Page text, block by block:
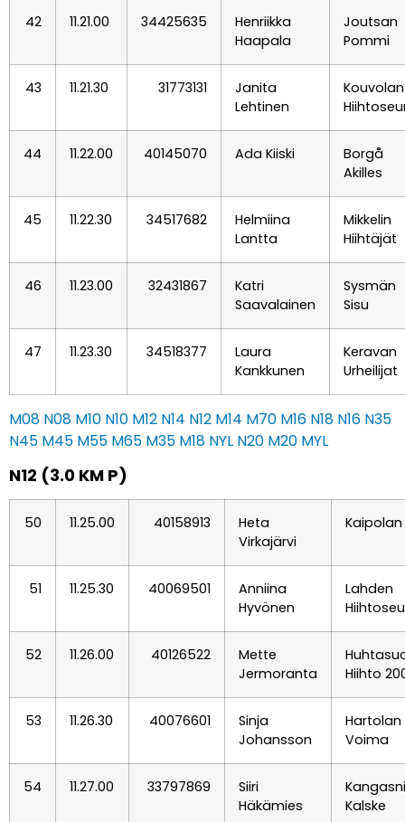
42 11.21.00 34425635
Henriikka
Haapala
Joutsan
Pommi
43 11.21.30 31773131
Janita
Lehtinen
Kouvolan
44 11.22.00 40145070 Ada Kiiski
Borgå
Akilles
45 11.22.30 34517682
Helmiina
Lantta
Mikkelin
Hiihtäjät
46 11.23.00 32431867
Katri
Saavalainen
Sysmän
Sisu
47 11.23.30 34518377
Laura
Kankkunen
Keravan
Urheilijat
M08 N08 M10 N10 M12 N14 N12 M14 M70 M16 N18 N16 N35
N45 M45 M55 M65 M35 M18 NYL N20 M20 MYL
N12 (3.0 KM P)
50 11.25.00 40158913
Heta
Virkajärvi
Kaipolan
51 11.25.30 40069501
Anniina
Hyvönen
Lahden
52 11.26.00 40126522
Mette
Jermoranta
Hiihto
53 11.26.30 40076601
Sinja
Johansson
Hartolan
Voima
54 11.27.00 33797869
Siiri
Häkämies
Kalske